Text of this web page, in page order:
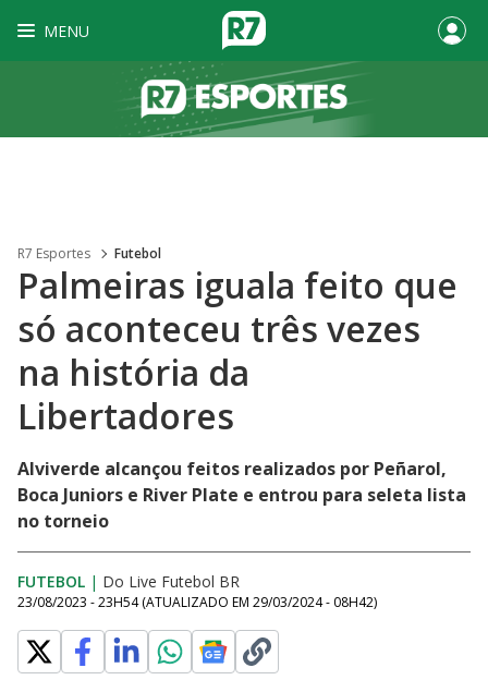
MENU
R7 Esportes Futebol
Palmeiras iguala feito que
só aconteceu três vezes
na história da
Libertadores
Alviverde alcançou feitos realizados por Peñarol,
Boca Juniors e River Plate e entrou para seleta lista
no torneio
FUTEBOL | Do Live Futebol BR
23/08/2023 - 23H54 (ATUALIZADO EM 29/03/2024 - 08H42)